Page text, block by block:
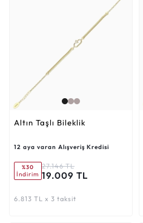
Altın Taşlı Bileklik
12 aya varan Alışveriş Kredisi
%30
İndirim
27.146 TL
19.009 TL
6.813 TL x 3 taksit